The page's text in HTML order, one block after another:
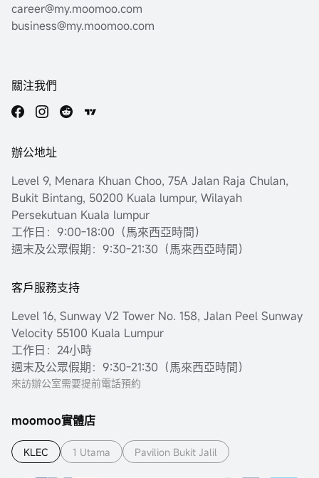
career@my.moomoo.com
business@my.moomoo.com
關注我們
辦公地址
Level 9, Menara Khuan Choo, 75A Jalan Raja Chulan,
Bukit Bintang, 50200 Kuala lumpur, Wilayah
Persekutuan Kuala lumpur
工作日：9:00-18:00（馬來西亞時間）
週末及公眾假期：9:30-21:30（馬來西亞時間）
客戶服務支持
Level 16, Sunway V2 Tower No. 158, Jalan Peel Sunway
Velocity 55100 Kuala Lumpur
工作日：24小時
週末及公眾假期：9:30-21:30（馬來西亞時間）
來訪辦公室需要提前電話預約
moomoo實體店
KLEC 1 Utama Pavilion Bukit Jalil